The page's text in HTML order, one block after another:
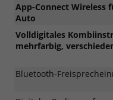
App-Connect Wireless
Auto
Volldigitales
mehrfarbig,
Bluetooth-